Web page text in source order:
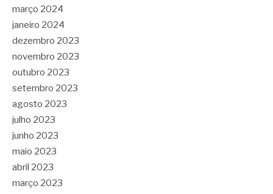
março 2024
janeiro 2024
dezembro 2023
novembro 2023
outubro 2023
setembro 2023
agosto 2023
julho 2023
junho 2023
maio 2023
abril 2023
março 2023